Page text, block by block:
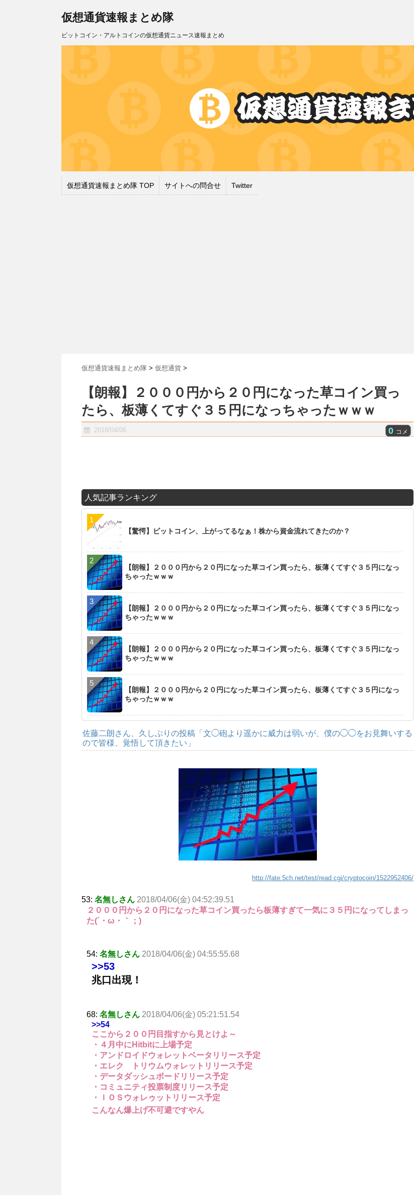
仮想通貨速報まとめ隊
ビットコイン・アルトコインの仮想通貨ニュース速報まとめ
仮想通貨速報まとめ隊 TOP サイトへの問合せ Twitter
仮想通貨速報まとめ隊 > 仮想通貨 >
【朗報】２０００円から２０円になった草コイン買っ
たら、板薄くてすぐ３５円になっちゃったｗｗｗ
2018/04/06 0 コメ
人気記事ランキング
【驚愕】ビットコイン、上がってるなぁ！株から資金流れてきたのか？
【朗報】２０００円から２０円になった草コイン買ったら、板薄くてすぐ３５円になっ
ちゃったｗｗｗ
【朗報】２０００円から２０円になった草コイン買ったら、板薄くてすぐ３５円になっ
ちゃったｗｗｗ
【朗報】２０００円から２０円になった草コイン買ったら、板薄くてすぐ３５円になっ
ちゃったｗｗｗ
【朗報】２０００円から２０円になった草コイン買ったら、板薄くてすぐ３５円になっ
ちゃったｗｗｗ
佐藤二朗さん、久しぶりの投稿「文◯砲より遥かに威力は弱いが、僕の◯◯をお見舞いする
ので皆様、覚悟して頂きたい」
http://fate.5ch.net/test/read.cgi/cryptocoin/1522952406/
53: 名無しさん 2018/04/06(金) 04:52:39.51
２０００円から２０円になった草コイン買ったら板薄すぎて一気に３５円になってしまっ
た(´・ω・｀；)
54: 名無しさん 2018/04/06(金) 04:55:55.68
>>53
兆口出現！
68: 名無しさん 2018/04/06(金) 05:21:51.54
>>54
ここから２００円目指すから見とけよ～
・４月中にHitbitに上場予定
・アンドロイドウォレットベータリリース予定
・エレク゚トリウムウォレットリリース予定
・データダッシュボードリリース予定
・コミュニティ投票制度リリース予定
・ＩＯＳウォレゥットリリース予定
こんなん爆上げ不可避ですやん